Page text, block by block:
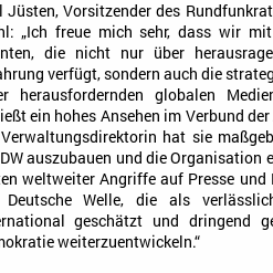
Jüsten, Vorsitzender des
„Ich freue mich sehr, dass wir
die nicht nur über
verfügt, sondern auch die
herausfordernden globalen
ein hohes Ansehen im Verbund
hat sie
auszubauen und die
weltweiter Angriffe auf Presse
Welle, die als
geschätzt und dringend
weiterzuentwickeln.“